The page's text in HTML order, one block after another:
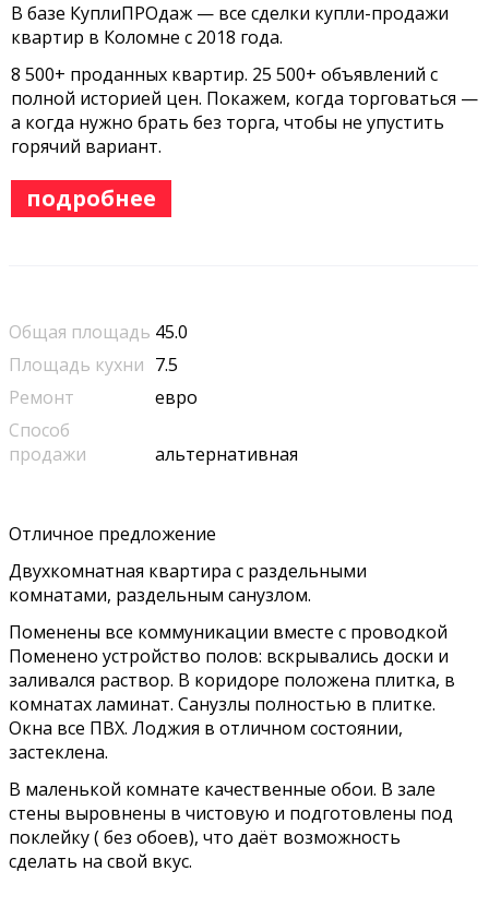
В базе КуплиПРОдаж — все сделки купли-продажи
квартир в Коломне с 2018 года.
8 500+ проданных квартир. 25 500+ объявлений с
полной историей цен. Покажем, когда торговаться —
а когда нужно брать без торга, чтобы не упустить
горячий вариант.
подробнее
Общая площадь 45.0
Площадь кухни 7.5
Ремонт
евро
Способ
продажи
альтернативная
Отличное предложение
Двухкомнатная квартира с раздельными
комнатами, раздельным санузлом.
Поменены все коммуникации вместе с проводкой
Поменено устройство полов: вскрывались доски и
заливался раствор. В коридоре положена плитка, в
комнатах ламинат. Санузлы полностью в плитке.
Окна все ПВХ. Лоджия в отличном состоянии,
застеклена.
В маленькой комнате качественные обои. В зале
стены выровнены в чистовую и подготовлены под
поклейку ( без обоев), что даёт возможность
сделать на свой вкус.